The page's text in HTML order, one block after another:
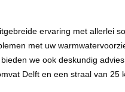
ervaring met allerlei
met uw
we ook deskundig
Delft en een straal van 25